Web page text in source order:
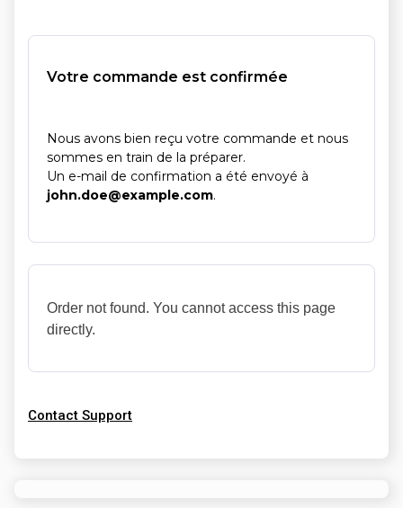
Votre commande est confirmée
Nous avons bien reçu votre commande et nous
sommes en train de la préparer.
Un e-mail de confirmation a été envoyé à
john.doe@example.com.
Order not found. You cannot access this page
directly.
Contact Support